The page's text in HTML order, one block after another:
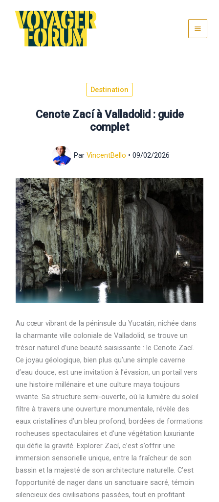
contenu
Destination
Cenote Zací à Valladolid : guide
complet
Par VincentBello • 09/02/2026
Au cœur vibrant de la péninsule du Yucatán, nichée dans
la charmante ville coloniale de Valladolid, se trouve un
trésor naturel d’une beauté saisissante : le Cenote Zací.
Ce joyau géologique, bien plus qu’une simple caverne
d’eau douce, est une invitation à l’évasion, un portail vers
une histoire millénaire et une culture maya toujours
vivante. Sa structure semi-ouverte, où la lumière du soleil
filtre à travers une ouverture monumentale, révèle des
eaux cristallines d’un bleu profond, bordées de formations
rocheuses spectaculaires et d’une végétation luxuriante
qui défie la gravité. Explorer Zací, c’est s’offrir une
immersion sensorielle unique, entre la fraîcheur de son
bassin et la majesté de son architecture naturelle. C’est
l’opportunité de nager dans un sanctuaire sacré, témoin
silencieux des civilisations passées, tout en profitant